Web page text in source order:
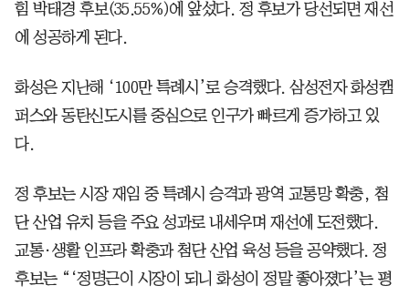
힘 박태경 후보(35.55%)에 앞섰다. 정 후보가 당선되면 재선
에 성공하게 된다.
화성은 지난해 ‘100만 특례시’로 승격했다. 삼성전자 화성캠
퍼스와 동탄신도시를 중심으로 인구가 빠르게 증가하고 있
다.
정 후보는 시장 재임 중 특례시 승격과 광역 교통망 확충, 첨
단 산업 유치 등을 주요 성과로 내세우며 재선에 도전했다.
교통·생활 인프라 확충과 첨단 산업 육성 등을 공약했다. 정
후보는 “‘정명근이 시장이 되니 화성이 정말 좋아졌다’는 평